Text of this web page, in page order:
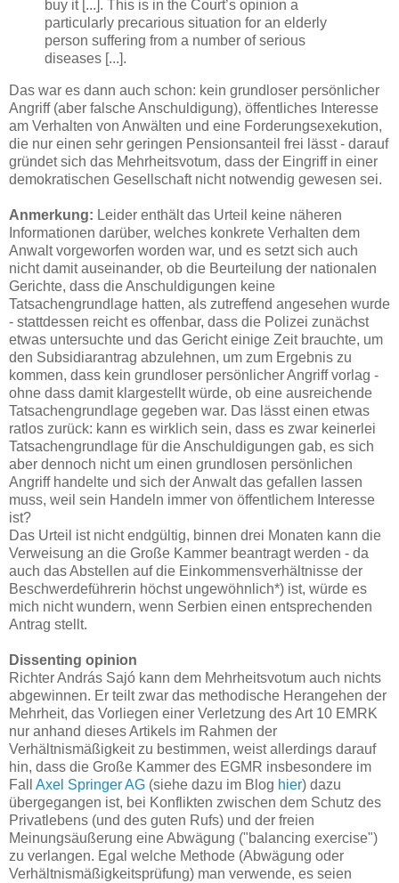
buy it [...]. This is in the Court’s opinion a
particularly precarious situation for an elderly
person suffering from a number of serious
diseases [...].
Das war es dann auch schon: kein grundloser persönlicher
Angriff (aber falsche Anschuldigung), öffentliches Interesse
am Verhalten von Anwälten und eine Forderungsexekution,
die nur einen sehr geringen Pensionsanteil frei lässt - darauf
gründet sich das Mehrheitsvotum, dass der Eingriff in einer
demokratischen Gesellschaft nicht notwendig gewesen sei.
Anmerkung: Leider enthält das Urteil keine näheren
Informationen darüber, welches konkrete Verhalten dem
Anwalt vorgeworfen worden war, und es setzt sich auch
nicht damit auseinander, ob die Beurteilung der nationalen
Gerichte, dass die Anschuldigungen keine
Tatsachengrundlage hatten, als zutreffend angesehen wurde
- stattdessen reicht es offenbar, dass die Polizei zunächst
etwas untersuchte und das Gericht einige Zeit brauchte, um
den Subsidiarantrag abzulehnen, um zum Ergebnis zu
kommen, dass kein grundloser persönlicher Angriff vorlag -
ohne dass damit klargestellt würde, ob eine ausreichende
Tatsachengrundlage gegeben war. Das lässt einen etwas
ratlos zurück: kann es wirklich sein, dass es zwar keinerlei
Tatsachengrundlage für die Anschuldigungen gab, es sich
aber dennoch nicht um einen grundlosen persönlichen
Angriff handelte und sich der Anwalt das gefallen lassen
muss, weil sein Handeln immer von öffentlichem Interesse
ist?
Das Urteil ist nicht endgültig, binnen drei Monaten kann die
Verweisung an die Große Kammer beantragt werden - da
auch das Abstellen auf die Einkommensverhältnisse der
Beschwerdeführerin höchst ungewöhnlich*) ist, würde es
mich nicht wundern, wenn Serbien einen entsprechenden
Antrag stellt.
Dissenting opinion
Richter András Sajó kann dem Mehrheitsvotum auch nichts
abgewinnen. Er teilt zwar das methodische Herangehen der
Mehrheit, das Vorliegen einer Verletzung des Art 10 EMRK
nur anhand dieses Artikels im Rahmen der
Verhältnismäßigkeit zu bestimmen, weist allerdings darauf
hin, dass die Große Kammer des EGMR insbesondere im
Fall Axel Springer AG (siehe dazu im Blog hier) dazu
übergegangen ist, bei Konflikten zwischen dem Schutz des
Privatlebens (und des guten Rufs) und der freien
Meinungsäußerung eine Abwägung ("balancing exercise")
zu verlangen. Egal welche Methode (Abwägung oder
Verhältnismäßigkeitsprüfung) man verwende, es seien